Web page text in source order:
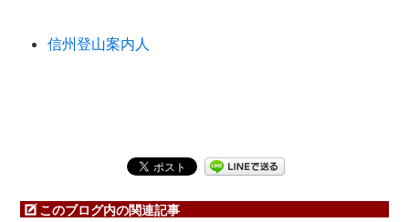
信州登山案内人
このブログ内の関連記事